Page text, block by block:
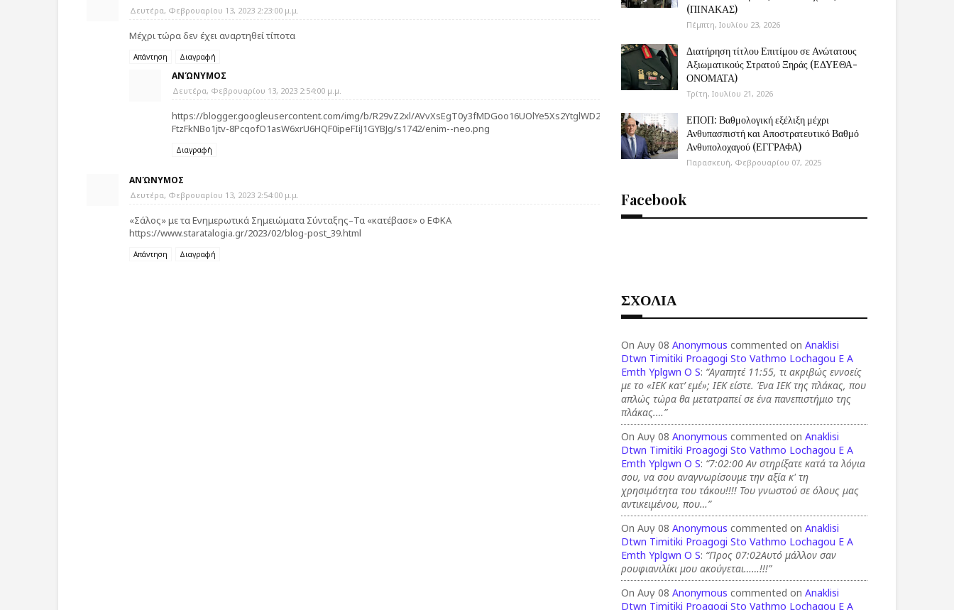
Δευτέρα, Φεβρουαρίου 13, 2023 2:23:00 μ.μ.
Μέχρι τώρα δεν έχει αναρτηθεί τίποτα
Απάντηση Διαγραφή
ΑΝΏΝΥΜΟΣ
Δευτέρα, Φεβρουαρίου 13, 2023 2:54:00 μ.μ.
https://blogger.googleusercontent.com/img/b/R29vZ2xl/
FtzFkNBo1jtv-8PcqofO1asW6xrU6HQF0ipeFIiJ1GYBJg/s1742/enim--neo.png
Διαγραφή
ΑΝΏΝΥΜΟΣ
Δευτέρα, Φεβρουαρίου 13, 2023 2:54:00 μ.μ.
«Σάλος» με τα Ενημερωτικά Σημειώματα Σύνταξης–Τα «κατέβασε» ο ΕΦΚΑ
https://www.staratalogia.gr/2023/02/blog-post_39.html
Απάντηση Διαγραφή
(ΠΙΝΑΚΑΣ)
Πέμπτη, Ιουλίου 23, 2026
Διατήρηση τίτλου Επιτίμου σε Ανώτατους
Αξιωματικούς Στρατού Ξηράς (ΕΔΥΕΘΑ-
ΟΝΟΜΑΤΑ)
Τρίτη, Ιουλίου 21, 2026
ΕΠΟΠ: Βαθμολογική εξέλιξη μέχρι
Ανθυπασπιστή και Αποστρατευτικό Βαθμό
Ανθυπολοχαγού (ΕΓΓΡΑΦΑ)
Παρασκευή, Φεβρουαρίου 07, 2025
Facebook
ΣΧΟΛΙΑ
On Αυγ 08Anonymous commented onAnaklisi
Dtwn Timitiki Proagogi Sto Vathmo Lochagou E A
Emth Yplgwn O S: “Αγαπητέ 11:55, τι ακριβώς εννοείς
με το «ΙΕΚ κατ’ εμέ»; ΙΕΚ είστε. Ένα ΙΕΚ της πλάκας, που
απλώς τώρα θα μετατραπεί σε ένα πανεπιστήμιο της
πλάκας.…”
On Αυγ 08Anonymous commented onAnaklisi
Dtwn Timitiki Proagogi Sto Vathmo Lochagou E A
Emth Yplgwn O S: “7:02:00 Αν στηρίξατε κατά τα λόγια
σου, να σου αναγνωρίσουμε την αξία κ' τη
χρησιμότητα του τάκου!!!! Του γνωστού σε όλους μας
αντικειμένου, που…”
On Αυγ 08Anonymous commented onAnaklisi
Dtwn Timitiki Proagogi Sto Vathmo Lochagou E A
Emth Yplgwn O S: “Προς 07:02Αυτό μάλλον σαν
ρουφιανιλίκι μου ακούγεται……!!!”
On Αυγ 08Anonymous commented onAnaklisi
Dtwn Timitiki Proagogi Sto Vathmo Lochagou E A